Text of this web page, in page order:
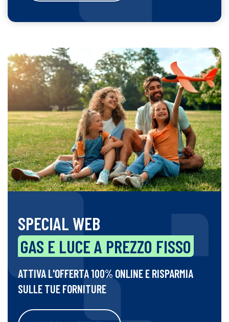
SPECIAL WEB
GAS E LUCE A PREZZO FISSO
ATTIVA L'OFFERTA 100% ONLINE E RISPARMIA
SULLE TUE FORNITURE